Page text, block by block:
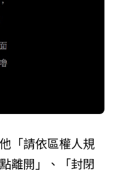
「請依區權人規
離開」、「封閉